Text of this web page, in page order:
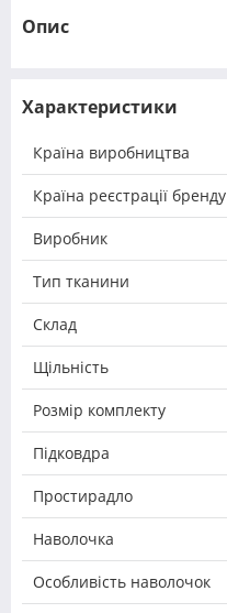
Опис
Характеристики
Країна виробництва
Країна реєстрації бренду
Виробник
Тип тканини
Склад
Щільність
Розмір комплекту
Підковдра
Простирадло
Наволочка
Особливість наволочок